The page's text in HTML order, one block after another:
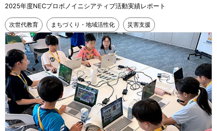
2025年度NECプロボノイニシアティブ活動実績レポート
次世代教育 まちづくり・地域活性化 災害支援